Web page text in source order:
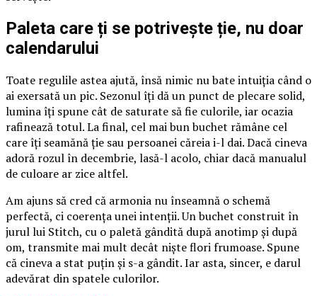
Paleta care ți se potrivește ție, nu doar
calendarului
Toate regulile astea ajută, însă nimic nu bate intuiția când o
ai exersată un pic. Sezonul îți dă un punct de plecare solid,
lumina îți spune cât de saturate să fie culorile, iar ocazia
rafinează totul. La final, cel mai bun buchet rămâne cel
care îți seamănă ție sau persoanei căreia i-l dai. Dacă cineva
adoră rozul în decembrie, lasă-l acolo, chiar dacă manualul
de culoare ar zice altfel.
Am ajuns să cred că armonia nu înseamnă o schemă
perfectă, ci coerența unei intenții. Un buchet construit în
jurul lui Stitch, cu o paletă gândită după anotimp și după
om, transmite mai mult decât niște flori frumoase. Spune
că cineva a stat puțin și s-a gândit. Iar asta, sincer, e darul
adevărat din spatele culorilor.